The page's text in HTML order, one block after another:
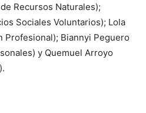
Recursos Naturales);
Sociales Voluntarios); Lola
Profesional); Biannyi Peguero
y Quemuel Arroyo